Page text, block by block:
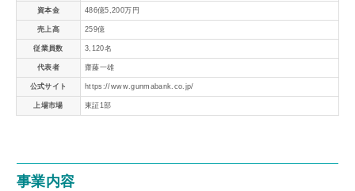
資本金 486億5,200万円
売上高 259億
従業員数 3,120名
代表者 齋藤一雄
公式サイト https://www.gunmabank.co.jp/
上場市場 東証1部
事業内容